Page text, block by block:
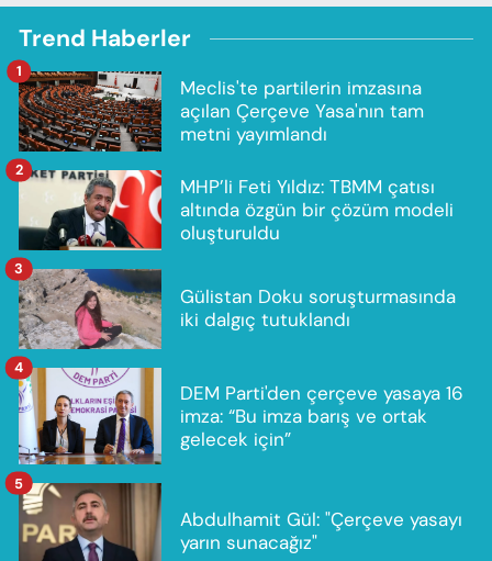
Trend Haberler
Meclis'te partilerin imzasına
açılan Çerçeve Yasa'nın tam
metni yayımlandı
1
MHP’li Feti Yıldız: TBMM çatısı
altında özgün bir çözüm modeli
oluşturuldu
2
Gülistan Doku soruşturmasında
iki dalgıç tutuklandı
3
DEM Parti'den çerçeve yasaya 16
imza: “Bu imza barış ve ortak
gelecek için”
4
Abdulhamit Gül: "Çerçeve yasayı
yarın sunacağız"
5